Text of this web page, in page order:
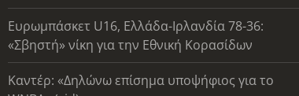
Ευρωμπάσκετ U16, Ελλάδα-Ιρλανδία 78-36:
«Σβηστή» νίκη για την Εθνική Κορασίδων
Καντέρ: «Δηλώνω επίσημα υποψήφιος για το